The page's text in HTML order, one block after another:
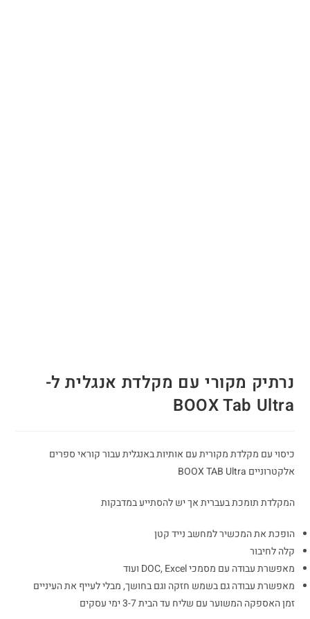
נרתיק מקורי עם מקלדת אנגלית ל-
BOOX Tab Ultra
כיסוי עם מקלדת מקורית עם אותיות באנגלית עבור קוראי ספרים
אלקטרוניים BOOX TAB Ultra
המקלדת תומכת בעברית אך יש להסתייע במדבקות
הופכת את המכשיר למחשב נייד קטן
קלה לחיבור
מאפשרת עבודה עם מסמכי DOC, Excel ועוד
מאפשרת עבודה גם בשמש חזקה וגם בחושך, מבלי לעייף את העיניים
זמן האספקה המשוער עם שליח עד הבית 3-7 ימי עסקים